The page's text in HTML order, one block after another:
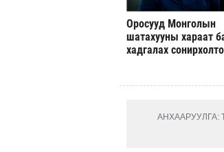
Оросууд Монголын
шатахууны хараат
хадгалах
АНХААРУУЛГА: Та